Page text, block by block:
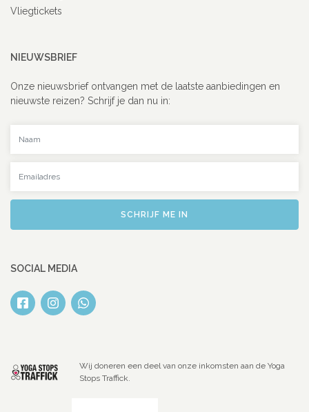
Vliegtickets
NIEUWSBRIEF
Onze nieuwsbrief ontvangen met de laatste aanbiedingen en
nieuwste reizen? Schrijf je dan nu in:
SCHRIJF ME IN
SOCIAL MEDIA
Wij doneren een deel van onze inkomsten aan de Yoga
Stops Traffick.